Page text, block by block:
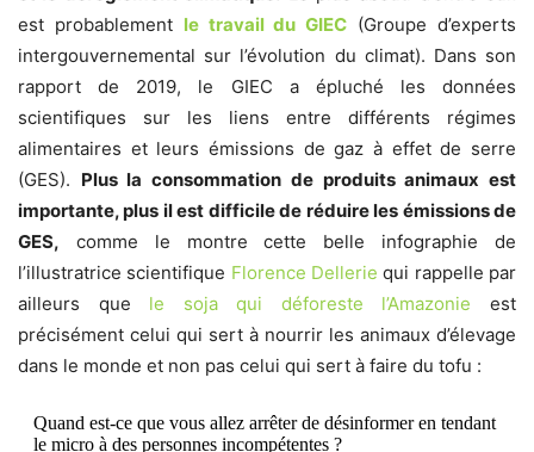
est probablement le travail du GIEC (Groupe d’experts
intergouvernemental sur l’évolution du climat). Dans son
rapport de 2019, le GIEC a épluché les données
scientifiques sur les liens entre différents régimes
alimentaires et leurs émissions de gaz à effet de serre
(GES). Plus la consommation de produits animaux est
importante, plus il est difficile de réduire les émissions de
GES, comme le montre cette belle infographie de
l’illustratrice scientifique Florence Dellerie qui rappelle par
ailleurs que le soja qui déforeste l’Amazonie est
précisément celui qui sert à nourrir les animaux d’élevage
dans le monde et non pas celui qui sert à faire du tofu :
Quand est-ce que vous allez arrêter de désinformer en tendant
le micro à des personnes incompétentes ?